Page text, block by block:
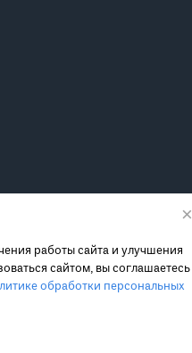
×
работы сайта и улучшения
сайтом, вы соглашаетесь
обработки персональных
за консультацией к
чтобы принять обоснованное